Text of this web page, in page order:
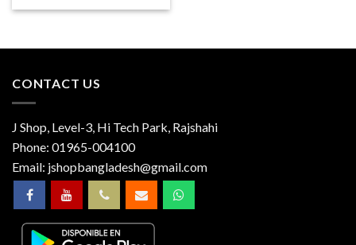
CONTACT US
J Shop, Level-3, Hi Tech Park, Rajshahi
Phone: 01965-004100
Email: jshopbangladesh@gmail.com